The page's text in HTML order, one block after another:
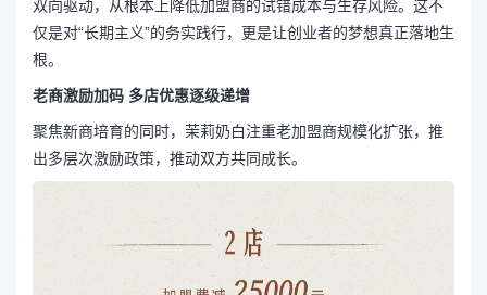
双向驱动，从根本上降低加盟商的试错成本与生存风险。这不
仅是对“长期主义”的务实践行，更是让创业者的梦想真正落地生
根。
老商激励加码 多店优惠逐级递增
聚焦新商培育的同时，茉莉奶白注重老加盟商规模化扩张，推
出多层次激励政策，推动双方共同成长。